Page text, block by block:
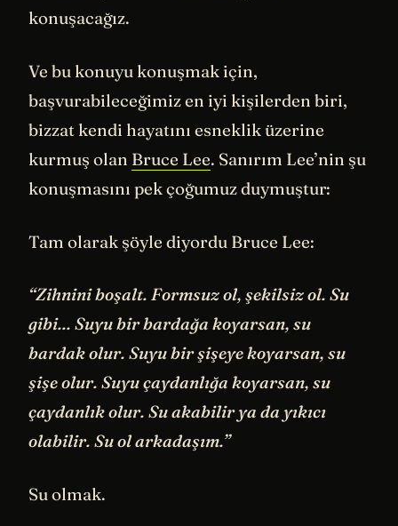
konuşacağız.
Ve bu konuyu konuşmak için,
başvurabileceğimiz en iyi kişilerden biri,
bizzat kendi hayatını esneklik üzerine
kurmuş olan Bruce Lee. Sanırım Lee’nin şu
konuşmasını pek çoğumuz duymuştur:
Tam olarak şöyle diyordu Bruce Lee:
“Zihnini boşalt. Formsuz ol, şekilsiz ol. Su
gibi... Suyu bir bardağa koyarsan, su
bardak olur. Suyu bir şişeye koyarsan, su
şişe olur. Suyu çaydanlığa koyarsan, su
çaydanlık olur. Su akabilir ya da yıkıcı
olabilir. Su ol arkadaşım.”
Su olmak.